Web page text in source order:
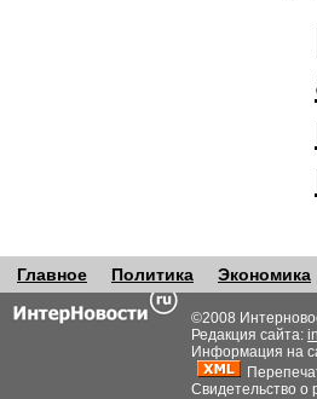
Главное Политика Экономика
©2008
Редакция сайта:
Информация на
Свидетельство